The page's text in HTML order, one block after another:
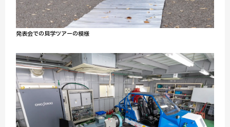
発表会での見学ツアーの模様